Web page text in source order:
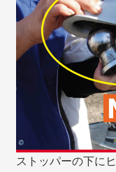
ストッパーの下に